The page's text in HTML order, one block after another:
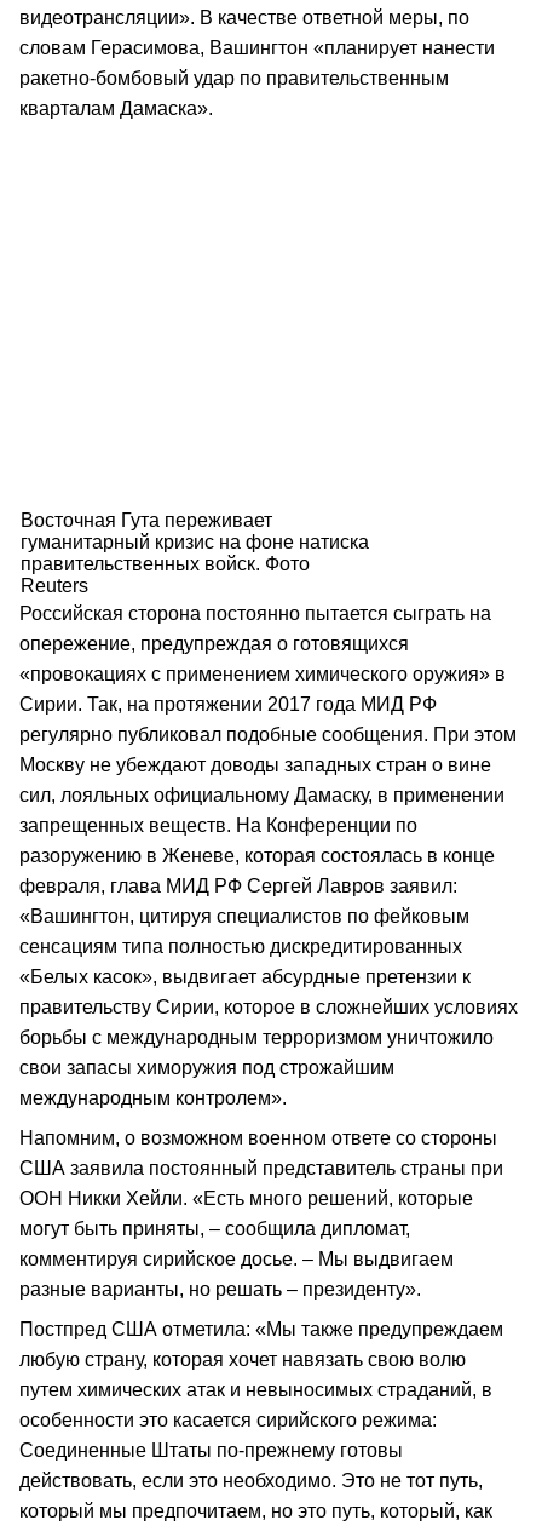
видеотрансляции». В качестве ответной меры, по
словам Герасимова, Вашингтон «планирует нанести
ракетно-бомбовый удар по правительственным
кварталам Дамаска».
Восточная Гута переживает
гуманитарный кризис на фоне натиска
правительственных войск. Фото
Reuters
Российская сторона постоянно пытается сыграть на
опережение, предупреждая о готовящихся
«провокациях с применением химического оружия» в
Сирии. Так, на протяжении 2017 года МИД РФ
регулярно публиковал подобные сообщения. При этом
Москву не убеждают доводы западных стран о вине
сил, лояльных официальному Дамаску, в применении
запрещенных веществ. На Конференции по
разоружению в Женеве, которая состоялась в конце
февраля, глава МИД РФ Сергей Лавров заявил:
«Вашингтон, цитируя специалистов по фейковым
сенсациям типа полностью дискредитированных
«Белых касок», выдвигает абсурдные претензии к
правительству Сирии, которое в сложнейших условиях
борьбы с международным терроризмом уничтожило
свои запасы химоружия под строжайшим
международным контролем».
Напомним, о возможном военном ответе со стороны
США заявила постоянный представитель страны при
ООН Никки Хейли. «Есть много решений, которые
могут быть приняты, – сообщила дипломат,
комментируя сирийское досье. – Мы выдвигаем
разные варианты, но решать – президенту».
Постпред США отметила: «Мы также предупреждаем
любую страну, которая хочет навязать свою волю
путем химических атак и невыносимых страданий, в
особенности это касается сирийского режима:
Соединенные Штаты по-прежнему готовы
действовать, если это необходимо. Это не тот путь,
который мы предпочитаем, но это путь, который, как